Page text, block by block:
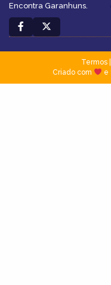
Encontra Garanhuns.
Termos|
Criado com
e